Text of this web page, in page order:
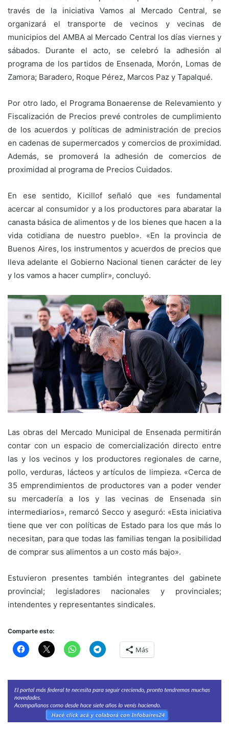
través de la iniciativa Vamos al Mercado Central, se
organizará el transporte de vecinos y vecinas de
municipios del AMBA al Mercado Central los días viernes y
sábados. Durante el acto, se celebró la adhesión al
programa de los partidos de Ensenada, Morón, Lomas de
Zamora; Baradero, Roque Pérez, Marcos Paz y Tapalqué.
Por otro lado, el Programa Bonaerense de Relevamiento y
Fiscalización de Precios prevé controles de cumplimiento
de los acuerdos y políticas de administración de precios
en cadenas de supermercados y comercios de proximidad.
Además, se promoverá la adhesión de comercios de
proximidad al programa de Precios Cuidados.
En ese sentido, Kicillof señaló que «es fundamental
acercar al consumidor y a los productores para abaratar la
canasta básica de alimentos y de los bienes que hacen a la
vida cotidiana de nuestro pueblo». «En la provincia de
Buenos Aires, los instrumentos y acuerdos de precios que
lleva adelante el Gobierno Nacional tienen carácter de ley
y los vamos a hacer cumplir», concluyó.
Las obras del Mercado Municipal de Ensenada permitirán
contar con un espacio de comercialización directo entre
las y los vecinos y los productores regionales de carne,
pollo, verduras, lácteos y artículos de limpieza. «Cerca de
35 emprendimientos de productores van a poder vender
su mercadería a los y las vecinas de Ensenada sin
intermediarios», remarcó Secco y aseguró: «Esta iniciativa
tiene que ver con políticas de Estado para los que más lo
necesitan, para que todas las familias tengan la posibilidad
de comprar sus alimentos a un costo más bajo».
Estuvieron presentes también integrantes del gabinete
provincial; legisladores nacionales y provinciales;
intendentes y representantes sindicales.
Comparte esto:
Más